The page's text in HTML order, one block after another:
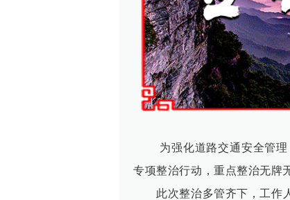
为强化道路交通安全管
专项整治行动，重点整治无牌
此次整治多管齐下，工作人